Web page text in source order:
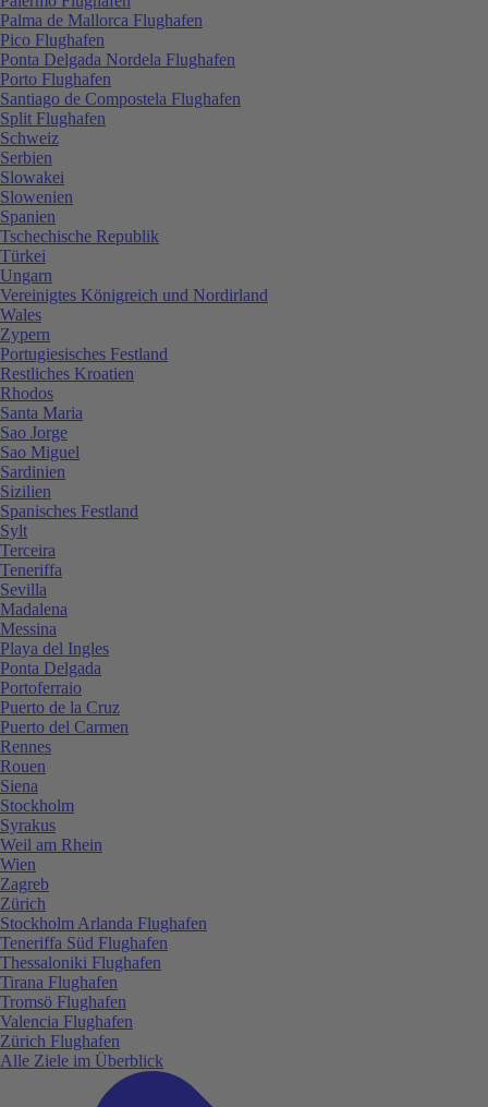
Palma de Mallorca Flughafen
Pico Flughafen
Ponta Delgada Nordela Flughafen
Porto Flughafen
Santiago de Compostela Flughafen
Split Flughafen
Schweiz
Serbien
Slowakei
Slowenien
Spanien
Tschechische Republik
Türkei
Ungarn
Vereinigtes Königreich und Nordirland
Wales
Zypern
Portugiesisches Festland
Restliches Kroatien
Rhodos
Santa Maria
Sao Jorge
Sao Miguel
Sardinien
Sizilien
Spanisches Festland
Sylt
Terceira
Teneriffa
Sevilla
Madalena
Messina
Playa del Ingles
Ponta Delgada
Portoferraio
Puerto de la Cruz
Puerto del Carmen
Rennes
Rouen
Siena
Stockholm
Syrakus
Weil am Rhein
Wien
Zagreb
Zürich
Stockholm Arlanda Flughafen
Teneriffa Süd Flughafen
Thessaloniki Flughafen
Tirana Flughafen
Tromsö Flughafen
Valencia Flughafen
Zürich Flughafen
Alle Ziele im Überblick